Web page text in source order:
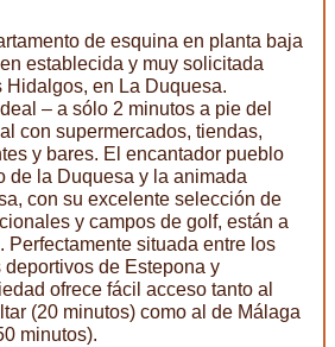
de esquina en planta baja
establecida y muy solicitada
Hidalgos, en La Duquesa.
– a sólo 2 minutos a pie del
con supermercados, tiendas,
y bares. El encantador pueblo
de la Duquesa y la animada
con su excelente selección de
y campos de golf, están a
Perfectamente situada entre los
de Estepona y
ofrece fácil acceso tanto al
(20 minutos) como al de Málaga
minutos).